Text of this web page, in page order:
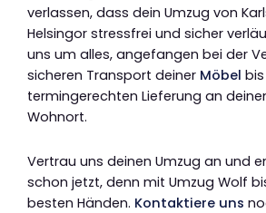
verlassen, dass dein Umzug von
Helsingor stressfrei und sicher
uns um alles, angefangen bei der
sicheren Transport deiner Möbel
termingerechten Lieferung an
Wohnort.
Vertrau uns deinen Umzug an und
schon jetzt, denn mit Umzug Wolf
besten Händen. Kontaktiere uns